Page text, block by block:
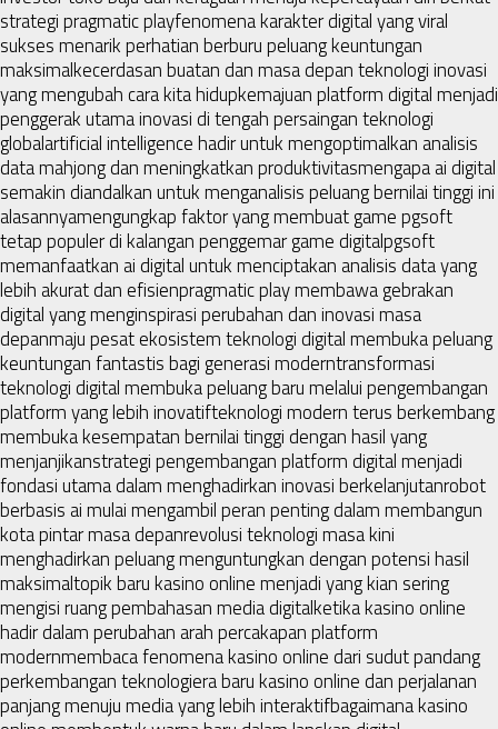
strategi pragmatic playfenomena karakter digital yang viral
sukses menarik perhatian berburu peluang keuntungan
maksimalkecerdasan buatan dan masa depan teknologi inovasi
yang mengubah cara kita hidupkemajuan platform digital menjadi
penggerak utama inovasi di tengah persaingan teknologi
globalartificial intelligence hadir untuk mengoptimalkan analisis
data mahjong dan meningkatkan produktivitasmengapa ai digital
semakin diandalkan untuk menganalisis peluang bernilai tinggi ini
alasannyamengungkap faktor yang membuat game pgsoft
tetap populer di kalangan penggemar game digitalpgsoft
memanfaatkan ai digital untuk menciptakan analisis data yang
lebih akurat dan efisienpragmatic play membawa gebrakan
digital yang menginspirasi perubahan dan inovasi masa
depanmaju pesat ekosistem teknologi digital membuka peluang
keuntungan fantastis bagi generasi moderntransformasi
teknologi digital membuka peluang baru melalui pengembangan
platform yang lebih inovatifteknologi modern terus berkembang
membuka kesempatan bernilai tinggi dengan hasil yang
menjanjikanstrategi pengembangan platform digital menjadi
fondasi utama dalam menghadirkan inovasi berkelanjutanrobot
berbasis ai mulai mengambil peran penting dalam membangun
kota pintar masa depanrevolusi teknologi masa kini
menghadirkan peluang menguntungkan dengan potensi hasil
maksimaltopik baru kasino online menjadi yang kian sering
mengisi ruang pembahasan media digitalketika kasino online
hadir dalam perubahan arah percakapan platform
modernmembaca fenomena kasino online dari sudut pandang
perkembangan teknologiera baru kasino online dan perjalanan
panjang menuju media yang lebih interaktifbagaimana kasino